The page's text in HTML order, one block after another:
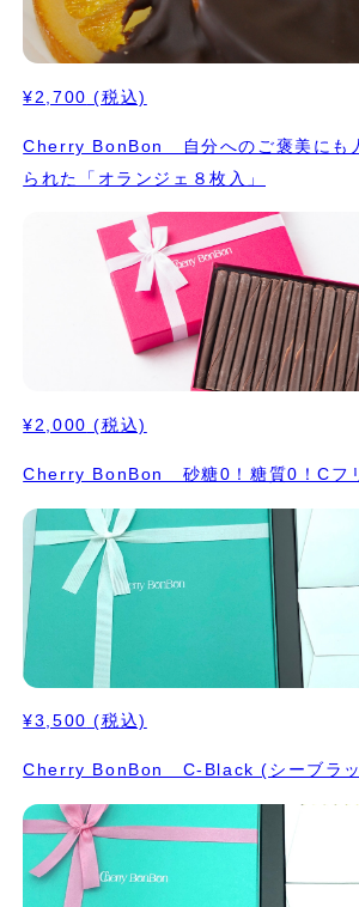
¥2,700 (税込)
Cherry BonBon 自分へのご褒美にも
られた「オランジェ８枚入」
¥2,000 (税込)
Cherry BonBon 砂糖0！糖質0！Cフ
¥3,500 (税込)
Cherry BonBon C-Black (シーブラ